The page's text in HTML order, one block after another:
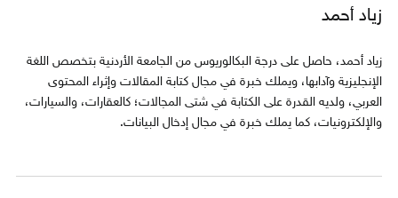
زياد أحمد
زياد أحمد، حاصل على درجة البكالوريوس من الجامعة الأردنية بتخصص اللغة
الإنجليزية وآدابها، ويملك خبرة في مجال كتابة المقالات وإثراء المحتوى
العربي، ولديه القدرة على الكتابة في شتى المجالات؛ كالعقارات، والسيارات،
والإلكترونيات، كما يملك خبرة في مجال إدخال البيانات.